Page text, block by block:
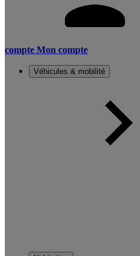
compte Mon compte
Véhicules & mobilité